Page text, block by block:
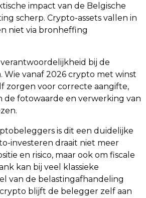
impact van de Belgische
scherp. Crypto-assets vallen in
niet via bronheffing
bij de
Wie vanaf 2026 crypto met winst
zorgen voor correcte aangifte,
de fotowaarde en verwerking van
is dit een duidelijke
investeren draait niet meer
en risico, maar ook om fiscale
kan bij veel klassieke
van de belastingafhandeling
blijft de belegger zelf aan